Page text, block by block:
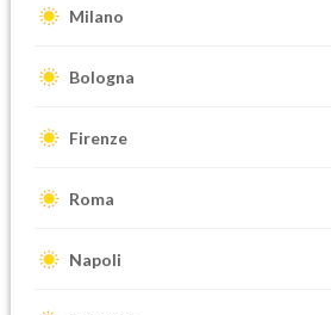
Milano
Bologna
Firenze
Roma
Napoli